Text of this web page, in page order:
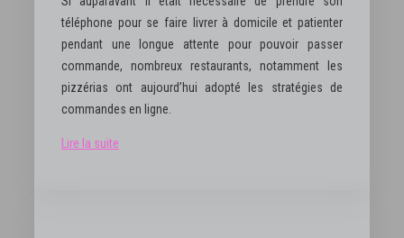
téléphone pour se faire livrer à domicile et patienter
pendant une longue attente pour pouvoir passer
commande, nombreux restaurants, notamment les
pizzérias ont aujourd’hui adopté les stratégies de
commandes en ligne.
Lire la suite